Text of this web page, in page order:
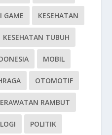
GAME KESEHATAN
KESEHATAN TUBUH
MOBIL
OTOMOTIF
RAMBUT
POLITIK